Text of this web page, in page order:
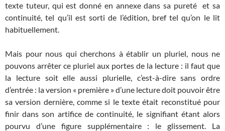
texte tuteur, qui est donné en annexe dans sa pureté et sa
continuité, tel qu’il est sorti de l’édition, bref tel qu’on le lit
habituellement.
Mais pour nous qui cherchons à établir un pluriel, nous ne
pouvons arrêter ce pluriel aux portes de la lecture : il faut que
la lecture soit elle aussi plurielle, c’est-à-dire sans ordre
d’entrée : la version « première » d’une lecture doit pouvoir être
sa version dernière, comme si le texte était reconstitué pour
finir dans son artifice de continuité, le signifiant étant alors
pourvu d’une figure supplémentaire : le glissement. La